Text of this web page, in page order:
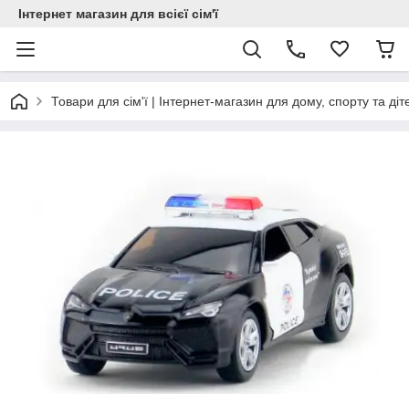
Інтернет магазин для всієї сім'ї
Товари для сім'ї | Інтернет-магазин для дому, спорту та